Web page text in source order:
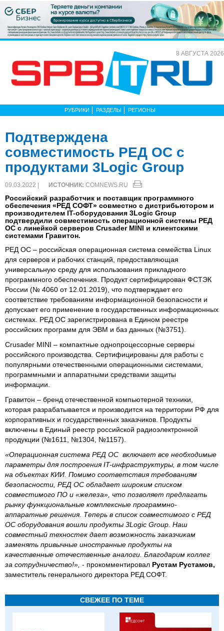
8 АВГУСТА 2026
РУБРИКИ РАЗДЕЛЫ РЕГИОНЫ
Подтверждена
совместимость РЕД ОС с
продуктами 3Logic Group
09.03.2022 | ИСТОЧНИК: COMNEWS.RU
Российский разработчик и поставщик программного
обеспечения «РЕД СОФТ» совместно с дистрибьютором и
производителем IT-оборудования 3Logic Group
подтвердили совместимость операционной системы РЕД
ОС с линейкой серверов Crusader MINI и клиентскими
системами Гравитон.
РЕД ОС – российская операционная система семейства Linux
для серверов и рабочих станций, предоставляющая
универсальную среду для использования прикладного
программного обеспечения. Продукт сертифицирован ФСТЭК
России (№ 4060 от 12.01.2019), что подтверждает его
соответствие требованиям информационной безопасности и
допускает его применение в государственных информационных
системах. РЕД ОС зарегистрирована в Едином реестре
российских программ для ЭВМ и баз данных (№3751).
Crusader MINI – компактные однопроцессорные серверы
российского производства. Сертифицированы для работы с
популярными отечественными операционными системами,
программными и аппаратными средствами защиты
информации.
Гравитон – бренд отечественной компьютерной техники,
которая разрабатывается и производится на территории РФ для
корпоративных и государственных заказчиков. Продукты
включены в Единый реестр российской радиоэлектронной
продукции (№1611, №1304, №1157).
«Операционная система РЕД ОС включает все необходимые
параметры для построения IT-инфраструктуры, в том числе
на объектах КИИ. Помимо соответствия требованиям
безопасности, РЕД ОС обладает широким списком
совместимого ПО и «железа», что позволяет предлагать
рынку функциональные комплексные программно-
аппаратные решения. Теперь в список совместимого с РЕД
ОС оборудования вошли продукты 3Logic Group. Наш
совместный техностек дает возможность заказчикам
заменять привычные иностранные продукты на
качественные отечественные аналоги. Благодарим коллег
за сотрудничество!», - прокомментировал Рустам Рустамов,
заместитель генерального директора РЕД СОФТ.
СВЕЖЕЕ ПО ТЕМЕ